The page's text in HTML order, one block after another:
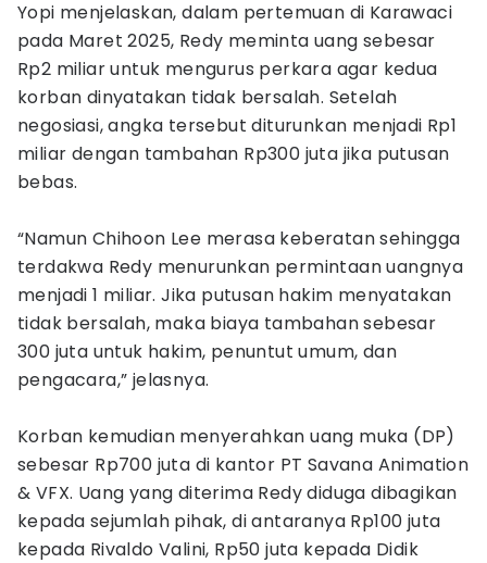
Yopi menjelaskan, dalam pertemuan di Karawaci
pada Maret 2025, Redy meminta uang sebesar
Rp2 miliar untuk mengurus perkara agar kedua
korban dinyatakan tidak bersalah. Setelah
negosiasi, angka tersebut diturunkan menjadi Rp1
miliar dengan tambahan Rp300 juta jika putusan
bebas.
“Namun Chihoon Lee merasa keberatan sehingga
terdakwa Redy menurunkan permintaan uangnya
menjadi 1 miliar. Jika putusan hakim menyatakan
tidak bersalah, maka biaya tambahan sebesar
300 juta untuk hakim, penuntut umum, dan
pengacara,” jelasnya.
Korban kemudian menyerahkan uang muka (DP)
sebesar Rp700 juta di kantor PT Savana Animation
& VFX. Uang yang diterima Redy diduga dibagikan
kepada sejumlah pihak, di antaranya Rp100 juta
kepada Rivaldo Valini, Rp50 juta kepada Didik